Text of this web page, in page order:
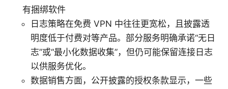
有捆绑软件
日志策略在免费 VPN 中往往更宽松，且披露透
明度低于付费对等产品。部分服务明确承诺“无日
志”或“最小化数据收集”，但仍可能保留连接日志
以供服务优化。
数据销售方面，公开披露的授权条款显示，一些